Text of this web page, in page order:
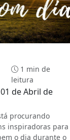
1 min de
leitura
de Abril de
procurando
inspiradoras para
o dia durante o